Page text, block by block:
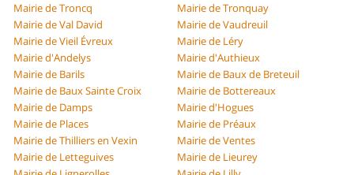
Mairie de Troncq
Mairie de Tronquay
Mairie de Val David
Mairie de Vaudreuil
Mairie de Vieil Évreux
Mairie de Léry
Mairie d'Andelys
Mairie d'Authieux
Mairie de Barils
Mairie de Baux de Breteuil
Mairie de Baux Sainte Croix
Mairie de Bottereaux
Mairie de Damps
Mairie d'Hogues
Mairie de Places
Mairie de Préaux
Mairie de Thilliers en Vexin
Mairie de Ventes
Mairie de Letteguives
Mairie de Lieurey